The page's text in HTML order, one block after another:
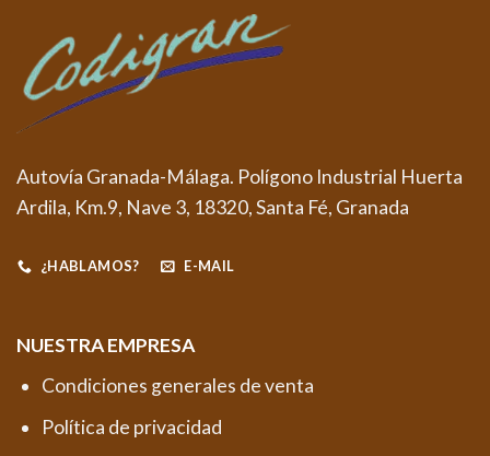
Autovía Granada-Málaga. Polígono Industrial Huerta
Ardila, Km.9, Nave 3, 18320, Santa Fé, Granada
¿HABLAMOS? E-MAIL
NUESTRA EMPRESA
Condiciones generales de venta
Política de privacidad